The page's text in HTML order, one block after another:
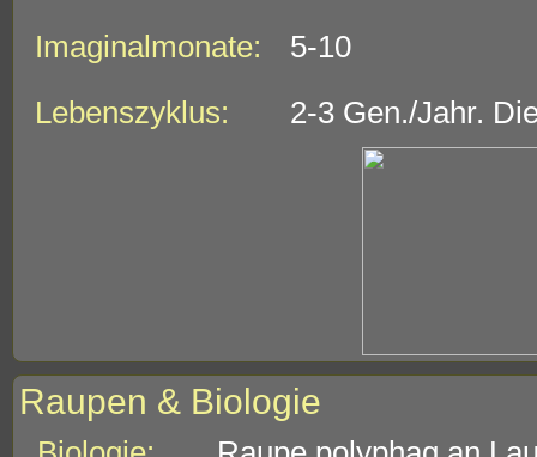
Imaginalmonate:
5-10
Lebenszyklus:
2-3 Gen./Jahr.
Raupen & Biologie